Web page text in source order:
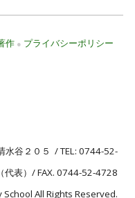
作 ● プライバシーポリシー
水谷２０５ /TEL: 0744-52-
（代表）/ FAX. 0744-52-4728
All Rights Reserved.